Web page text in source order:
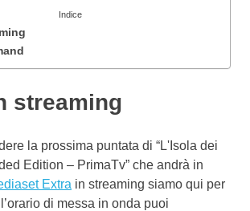
Indice
streaming
la prossima puntata di “L'Isola dei
Edition – PrimaTv” che andrà in
Extra in streaming siamo qui per
di messa in onda puoi